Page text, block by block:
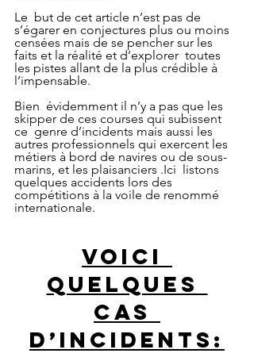
Le  but de cet article n’est pas de
s’égarer en conjectures plus ou moins
censées mais de se pencher sur les
faits et la réalité et d’explorer  toutes
les pistes allant de la plus crédible à
l’impensable.
Bien  évidemment il n’y a pas que les
skipper de ces courses qui subissent
ce  genre d’incidents mais aussi les
autres professionnels qui exercent les
métiers à bord de navires ou de sous-
marins, et les plaisanciers .Ici  listons
quelques accidents lors des
compétitions à la voile de renommé
internationale.
Voici
quelques
cas
d’incidents: